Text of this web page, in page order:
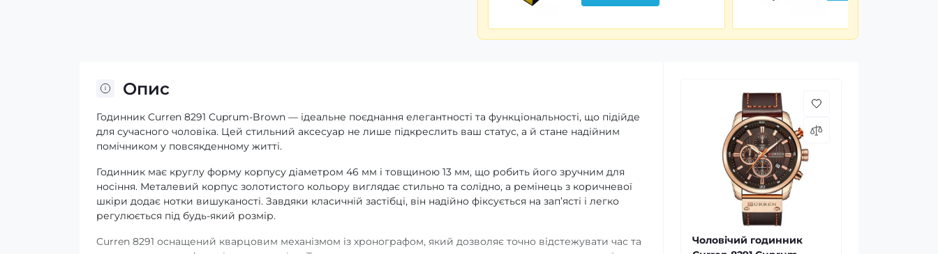
Опис
Годинник Curren 8291 Cuprum-Brown — ідеальне поєднання елегантності та функціональності, що підійде
для сучасного чоловіка. Цей стильний аксесуар не лише підкреслить ваш статус, а й стане надійним
помічником у повсякденному житті.
Годинник має круглу форму корпусу діаметром 46 мм і товщиною 13 мм, що робить його зручним для
носіння. Металевий корпус золотистого кольору виглядає стильно та солідно, а ремінець з коричневої
шкіри додає нотки вишуканості. Завдяки класичній застібці, він надійно фіксується на зап’ясті і легко
регулюється під будь-який розмір.
Curren 8291 оснащений кварцовим механізмом із хронографом, який дозволяє точно відстежувати час та
Чоловічий годинник